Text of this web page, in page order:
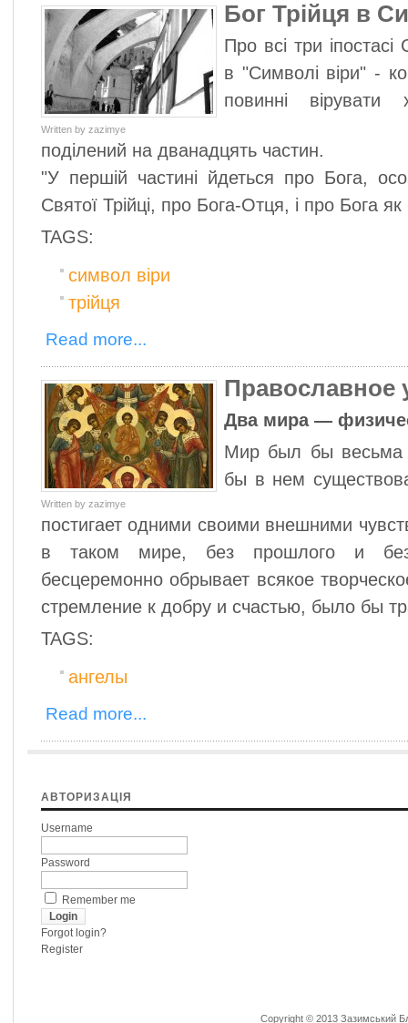
Бог Трійця в
Written by zazimye
Про всі три
в "Символі віри" -
повинні
поділений на дванадцять частин.
"У першій частині йдеться про Бога,
Святої Трійці, про Бога-Отця, і про Бога
TAGS:
символ віри
трійця
Read more...
Православное
Written by zazimye
Два мира —
Мир был бы весьма
бы в нем
постигает одними своими внешними
в таком мире, без прошлого и
бесцеремонно обрывает всякое
стремление к добру и счастью, было бы
TAGS:
ангелы
Read more...
АВТОРИЗАЦІЯ
Username
Password
Remember me
Forgot login?
Register
Copyright © 2013 Зазимський